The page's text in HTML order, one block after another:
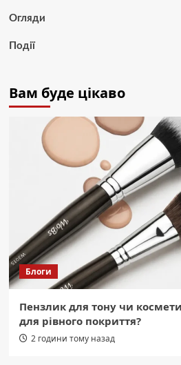
Огляди
Події
Вам буде цікаво
Блоги
Пензлик для тону чи
для рівного покриття?
2 години тому назад